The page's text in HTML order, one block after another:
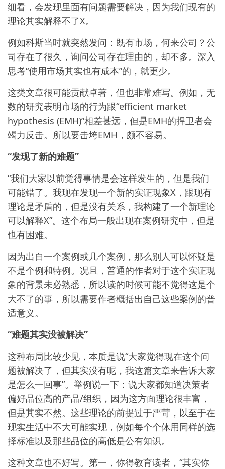
细看，会发现里面有问题需要解决，因为我们现有的
理论其实解释不了X。
例如科斯当时就突然发问：既有市场，何来公司？公
司存在了很久，询问公司存在理由的，却不多。深入
思考“使用市场其实也有成本”的，就更少。
这类文章很可能贡献卓著，但也非常难写。例如，无
数的研究表明市场的行为跟“efficient market
hypothesis (EMH)”相差甚远，但是EMH的捍卫者会
竭力反击。所以要击垮EMH，颇不容易。
“发现了新的难题”
“我们大家以前觉得事情是会这样发生的，但是我们
可能错了。我现在发现一个新的实证现象X，跟现有
理论是矛盾的，但是没有关系，我构建了一个新理论
可以解释X”。这个布局一般出现在案例研究中，但是
也有困难。
因为出自一个案例或几个案例，那么别人可以怀疑是
不是个例和特例。况且，普通的作者对于这个实证现
象的背景未必熟悉，所以读的时候可能不觉得这是个
大不了的事，所以需要作者概括出自己这些案例的普
适意义。
“难题其实没被解决”
这种布局比较少见，本质是说“大家觉得现在这个问
题被解决了，但其实没有呢，我这篇文章来告诉大家
是怎么一回事”。举例说一下：说大家都知道决策者
偏好品位高的产品/组织，因为这方面理论很丰富，
但是其实不然。这些理论的前提过于严苛，以至于在
现实生活中不大可能实现，例如每个个体用同样的选
择标准以及那些品位的高低是公有知识。
这种文章也不好写。第一，你得教育读者，“其实你